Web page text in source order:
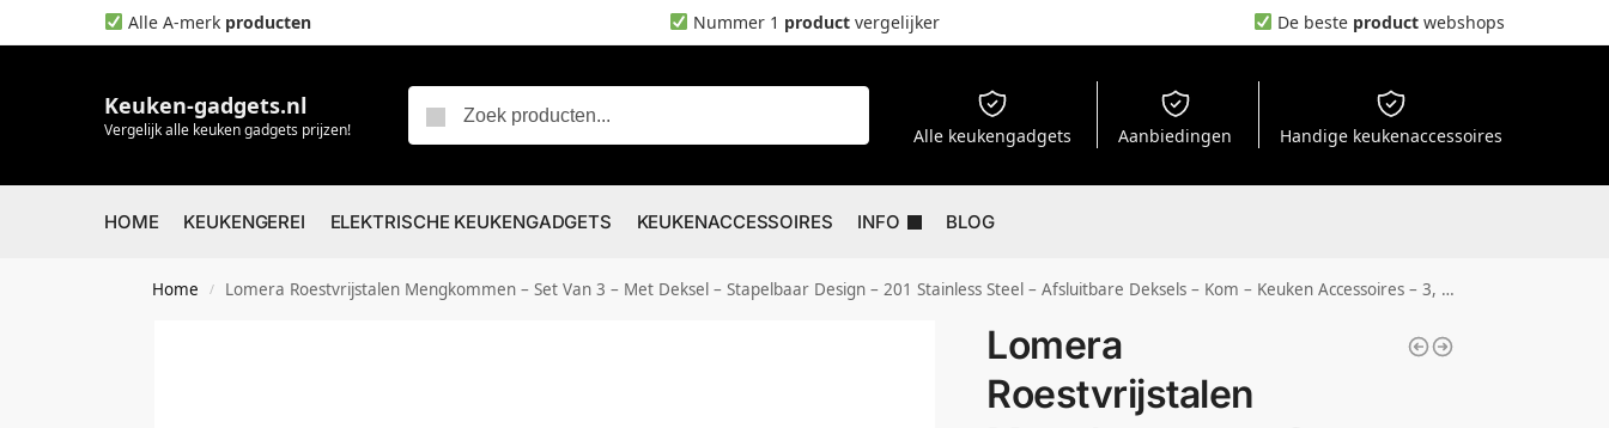
Alle A-merk producten Nummer 1 productvergelijker De beste product webshops
Keuken-gadgets.nl
Vergelijk alle keuken gadgets prijzen! Alle keukengadgets Aanbiedingen Handige keukenaccessoires
HOME KEUKENGEREI ELEKTRISCHE KEUKENGADGETS KEUKENACCESSOIRES INFO BLOG
Home / Lomera Roestvrijstalen Mengkommen – Set Van 3 – Met Deksel – Stapelbaar Design – 201 Stainless Steel – Afsluitbare Deksels – Kom – Keuken Accessoires – 3, 2 En 1 Liter Inhoud – Mengkom – Beslagkom
Lomera
Roestvrijstalen